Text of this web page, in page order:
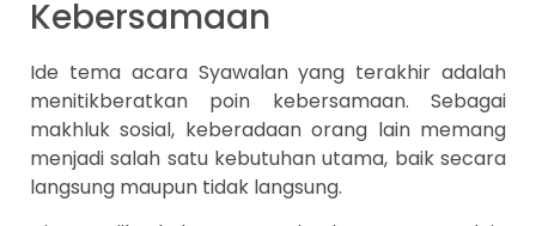
Kebersamaan
Ide tema acara Syawalan yang terakhir adalah
menitikberatkan poin kebersamaan. Sebagai
makhluk sosial, keberadaan orang lain memang
menjadi salah satu kebutuhan utama, baik secara
langsung maupun tidak langsung.